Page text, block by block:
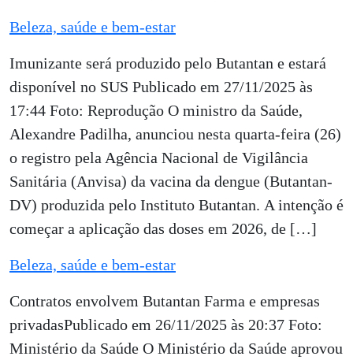
Beleza, saúde e bem-estar
Imunizante será produzido pelo Butantan e estará
disponível no SUS Publicado em 27/11/2025 às
17:44 Foto: Reprodução O ministro da Saúde,
Alexandre Padilha, anunciou nesta quarta-feira (26)
o registro pela Agência Nacional de Vigilância
Sanitária (Anvisa) da vacina da dengue (Butantan-
DV) produzida pelo Instituto Butantan. A intenção é
começar a aplicação das doses em 2026, de […]
Beleza, saúde e bem-estar
Contratos envolvem Butantan Farma e empresas
privadasPublicado em 26/11/2025 às 20:37 Foto:
Ministério da Saúde O Ministério da Saúde aprovou